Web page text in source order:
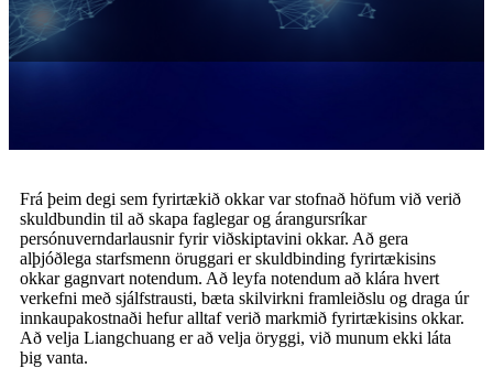
Frá þeim degi sem fyrirtækið okkar var stofnað höfum við verið
skuldbundin til að skapa faglegar og árangursríkar
persónuverndarlausnir fyrir viðskiptavini okkar. Að gera
alþjóðlega starfsmenn öruggari er skuldbinding fyrirtækisins
okkar gagnvart notendum. Að leyfa notendum að klára hvert
verkefni með sjálfstrausti, bæta skilvirkni framleiðslu og draga úr
innkaupakostnaði hefur alltaf verið markmið fyrirtækisins okkar.
Að velja Liangchuang er að velja öryggi, við munum ekki láta
þig vanta.